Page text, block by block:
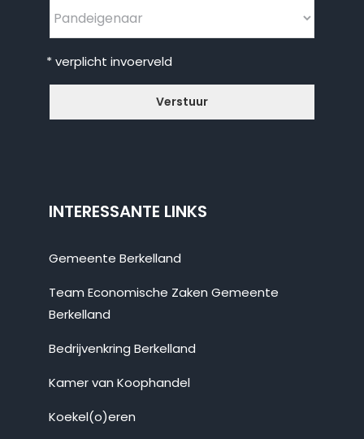
* verplicht invoerveld
INTERESSANTE LINKS
Gemeente Berkelland
Team Economische Zaken Gemeente
Berkelland
Bedrijvenkring Berkelland
Kamer van Koophandel
Koekel(o)eren